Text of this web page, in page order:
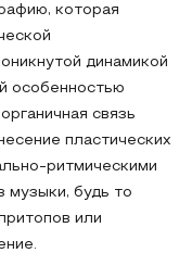
которая
динамикой
особенностью
связь
пластических
ритмическими
музыки, будь то
или